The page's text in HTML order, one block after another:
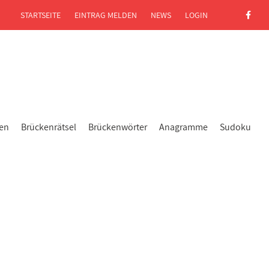
Brückenrätsel Brückenwörter Anagramme Sudoku
STARTSEITE EINTRAG MELDEN NEWS LOGIN